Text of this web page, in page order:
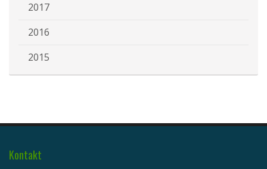
2017
2016
2015
Kontakt